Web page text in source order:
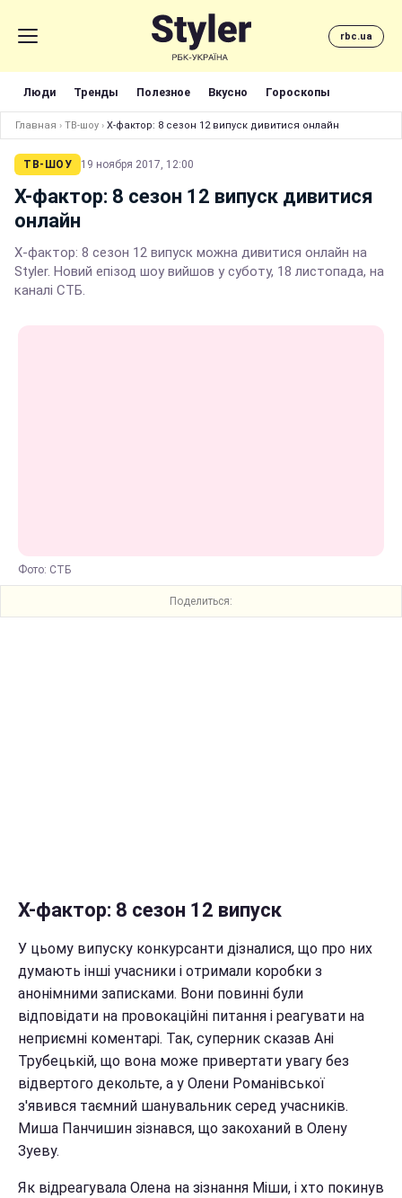
rbc.ua
Люди Тренды Полезное Вкусно Гороскопы
Главная › ТВ-шоу › Х-фактор: 8 сезон 12 випуск дивитися онлайн
ТВ-ШОУ 19 ноября 2017, 12:00
Х-фактор: 8 сезон 12 випуск дивитися
онлайн
Х-фактор: 8 сезон 12 випуск можна дивитися онлайн на
Styler. Новий епізод шоу вийшов у суботу, 18 листопада, на
каналі СТБ.
Фото: СТБ
Поделиться:
Х-фактор: 8 сезон 12 випуск
У цьому випуску конкурсанти дізналися, що про них
думають інші учасники і отримали коробки з
анонімними записками. Вони повинні були
відповідати на провокаційні питання і реагувати на
неприємні коментарі. Так, суперник сказав Ані
Трубецькій, що вона може привертати увагу без
відвертого декольте, а у Олени Романівської
з'явився таємний шанувальник серед учасників.
Миша Панчишин зізнався, що закоханий в Олену
Зуеву.
Як відреагувала Олена на зізнання Міши, і хто покинув